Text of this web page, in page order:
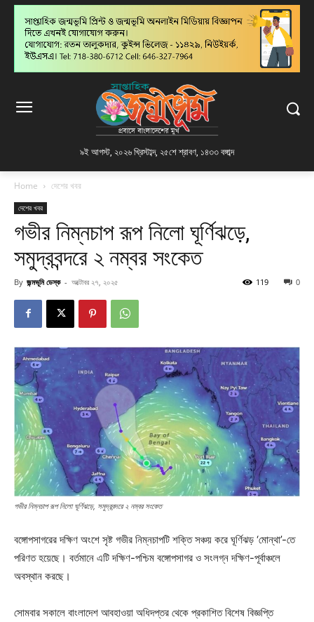
৯ই আগস্ট, ২০২৬ খ্রিস্টাব্দ, ২৫শে শ্রাবণ, ১৪৩৩ বঙ্গাব্দ
Home দেশের খবর
দেশের খবর
গভীর নিম্নচাপ রূপ নিলো ঘূর্ণিঝড়ে,
সমুদ্রবন্দরে ২ নম্বর সংকেত
By জন্মভূমি ডেস্ক - অক্টোবর ২৭, ২০২৫ 0
119
গভীর নিম্নচাপ রূপ নিলো ঘূর্ণিঝড়ে, সমুদ্রবন্দরে ২ নম্বর সংকেত
বঙ্গোপসাগরের দক্ষিণ অংশে সৃষ্ট গভীর নিম্নচাপটি শক্তি সঞ্চয় করে ঘূর্ণিঝড় ‘মোন্থা’-তে
পরিণত হয়েছে। বর্তমানে এটি দক্ষিণ-পশ্চিম বঙ্গোপসাগর ও সংলগ্ন দক্ষিণ-পূর্বাঞ্চলে
অবস্থান করছে।
সোমবার সকালে বাংলাদেশ আবহাওয়া অধিদপ্তর থেকে প্রকাশিত বিশেষ বিজ্ঞপ্তি